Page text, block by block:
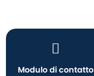
Modulo di contatto